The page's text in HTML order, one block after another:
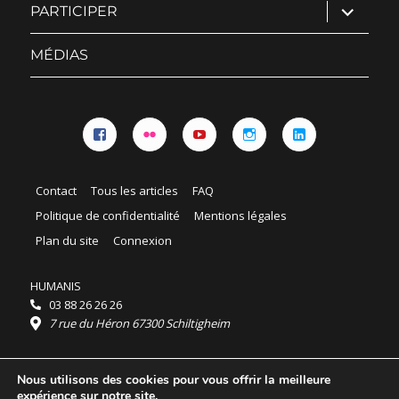
PARTICIPER ouvrir
le
sous-
MÉDIAS
Contact Tous les articles
FAQ
Politique de confidentialité
Mentions légales
Plan du site
Connexion
HUMANIS
03 88 26 26 26
7 rue du Héron 67300 Schiltigheim
Horaires :
HUMANIS : du lundi au vendredi 9h - 18h
Nous utilisons des cookies pour vous offrir la meilleure